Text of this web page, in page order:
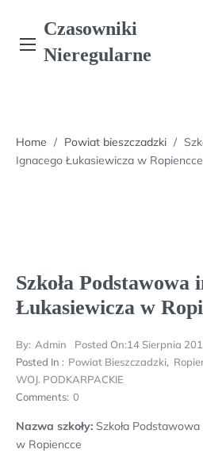
content
Czasowniki
Nieregularne
Home / Powiat bieszczadzki /
Ignacego Łukasiewicza w Ropiencce
Szkoła Podstawowa
Łukasiewicza w
By: Admin Posted On:14 Sierpnia
Posted In : Powiat Bieszczadzki,
WOJ. PODKARPACKIE
Comments: 0
Nazwa szkoły: Szkoła
w Ropiencce